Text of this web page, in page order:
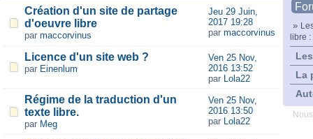
»
libre :
La
Création d'un site de partage
d'oeuvre libre
par maccorvinus
Jeu 29 Juin,
2017 19:28
par maccorvinus
Licence d'un site web ?
par Einenlum
Ven 25 Nov,
2016 13:52
par Lola22
Régime de la traduction d'un
texte libre.
par Meg
Ven 25 Nov,
2016 13:50
par Lola22